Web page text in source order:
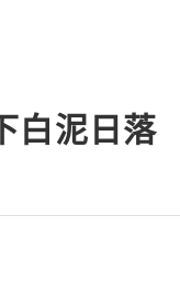
白泥日落